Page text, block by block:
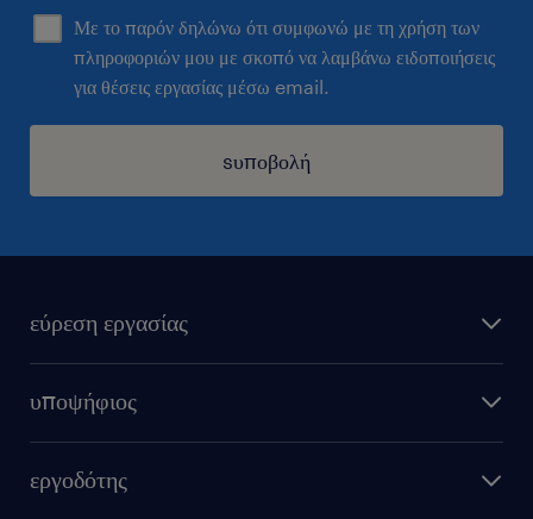
Με το παρόν δηλώνω ότι συμφωνώ με τη χρήση των
πληροφοριών μου με σκοπό να λαμβάνω ειδοποιήσεις
για θέσεις εργασίας μέσω email.
sυποβολή
εύρεση εργασίας
εξ αποστάσεως εργασία
υποψήφιος
συμβουλές καριέρας
εργοδότης